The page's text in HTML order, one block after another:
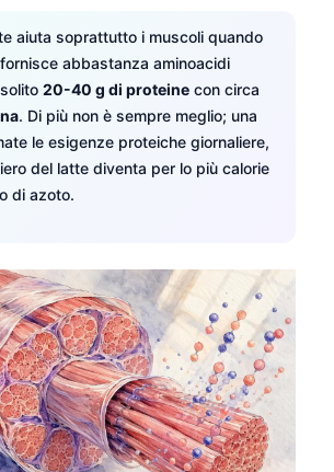
aiuta soprattutto i muscoli quando
abbastanza aminoacidi
20-40 g di proteine con circa
. Di più non è sempre meglio; una
le esigenze proteiche giornaliere,
del latte diventa per lo più calorie
di azoto.